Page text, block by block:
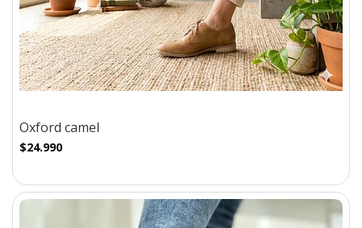
Oxford camel
$24.990